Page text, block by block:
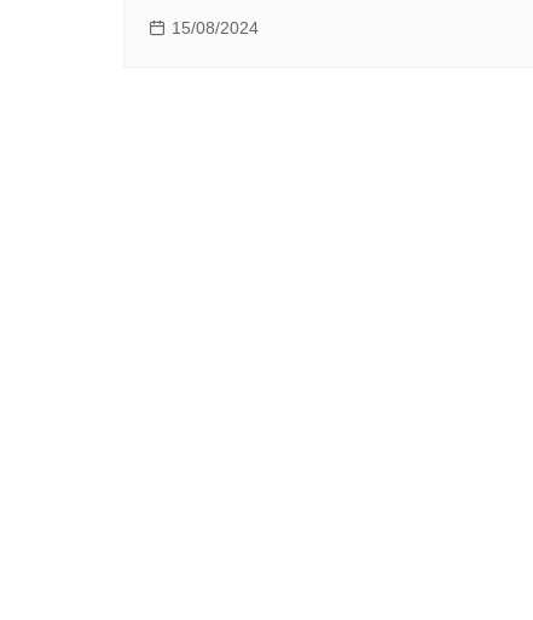
15/08/2024